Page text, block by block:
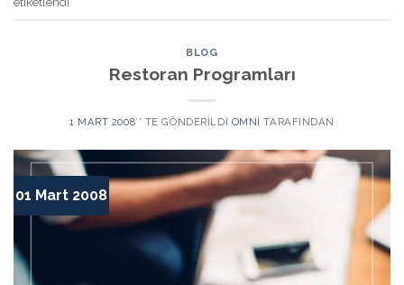
BLOG
Restoran Programları
1 MART 2008’' TE GÖNDERILDI OMNI TARAFINDAN
01 Mart 2008